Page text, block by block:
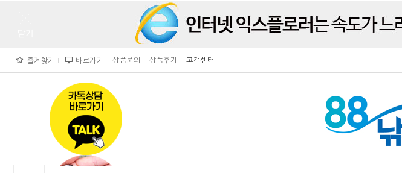
즐겨찾기 바로가기 상품문의 상품후기 고객센터
">
" alt="비린내">